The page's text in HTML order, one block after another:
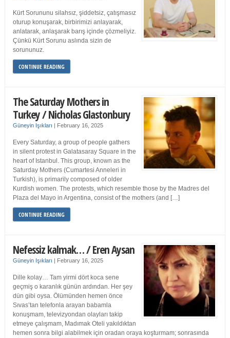
Kürt Sorununu silahsız, şiddetsiz, çatışmasız
oturup konuşarak, birbirimizi anlayarak,
anlatarak, anlaşarak barış içinde çözmeliyiz.
Çünkü Kürt Sorunu aslında sizin de
sorununuz.
CONTINUE READING
The Saturday Mothers in
Turkey / Nicholas Glastonbury
Güneyin Işıkları | February 16, 2025
Every Saturday, a group of people gathers
in silent protest in Galatasaray Square in the
heart of Istanbul. This group, known as the
Saturday Mothers (Cumartesi Anneleri in
Turkish), is primarily composed of older
Kurdish women. The protests, which resemble those by the Madres del
Plaza del Mayo in Argentina, consist of the mothers (and […]
CONTINUE READING
Nefessiz kalmak… / Eren Aysan
Güneyin Işıkları | February 16, 2025
Dille kolay… Tam yirmi dört koca sene
geçmiş o karanlık günün ardından. Her şey
dün gibi oysa. Ölümünden hemen önce
Sıvas’tan telefonla arayan babamla
konuşmam, televizyondan olayları takip
etmeye çalışmam, Madımak Oteli yakıldıktan
hemen sonra bilgi alabilmek için oradan oraya koşturmam; sonrasında